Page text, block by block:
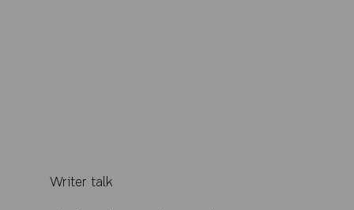
Writer talk